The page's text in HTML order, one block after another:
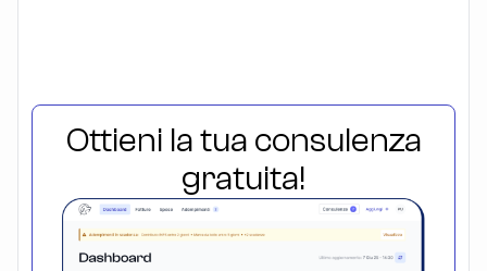
Ottieni la tua consulenza
gratuita!